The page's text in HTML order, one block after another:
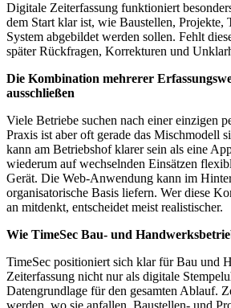
Digitale Zeiterfassung funktioniert
dem Start klar ist, wie Baustellen, Projekte,
System abgebildet werden sollen. Fehlt
später Rückfragen, Korrekturen und
Die Kombination mehrerer
ausschließen
Viele Betriebe suchen nach einer einzigen
Praxis ist aber oft gerade das Mischmodell
kann am Betriebshof klarer sein als eine
wiederum auf wechselnden Einsätzen
Gerät. Die Web-Anwendung kann im
organisatorische Basis liefern. Wer diese
an mitdenkt, entscheidet meist realistischer.
Wie TimeSec Bau- und
TimeSec positioniert sich klar für Bau und
Zeiterfassung nicht nur als digitale
Datengrundlage für den gesamten Ablauf.